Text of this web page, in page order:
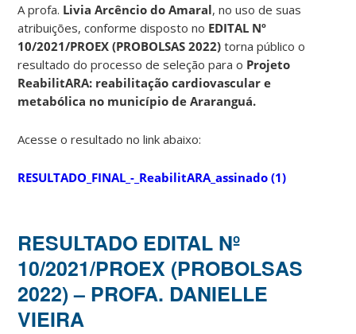
A profa. Livia Arcêncio do Amaral, no uso de suas
atribuições, conforme disposto no EDITAL Nº
10/2021/PROEX (PROBOLSAS 2022)torna público o
resultado do processo de seleção para o Projeto
ReabilitARA: reabilitação cardiovascular e
metabólica no município de Araranguá.
Acesse o resultado no link abaixo:
RESULTADO_FINAL_-_ReabilitARA_assinado (1)
RESULTADO EDITAL Nº
10/2021/PROEX (PROBOLSAS
2022) – PROFA. DANIELLE
VIEIRA